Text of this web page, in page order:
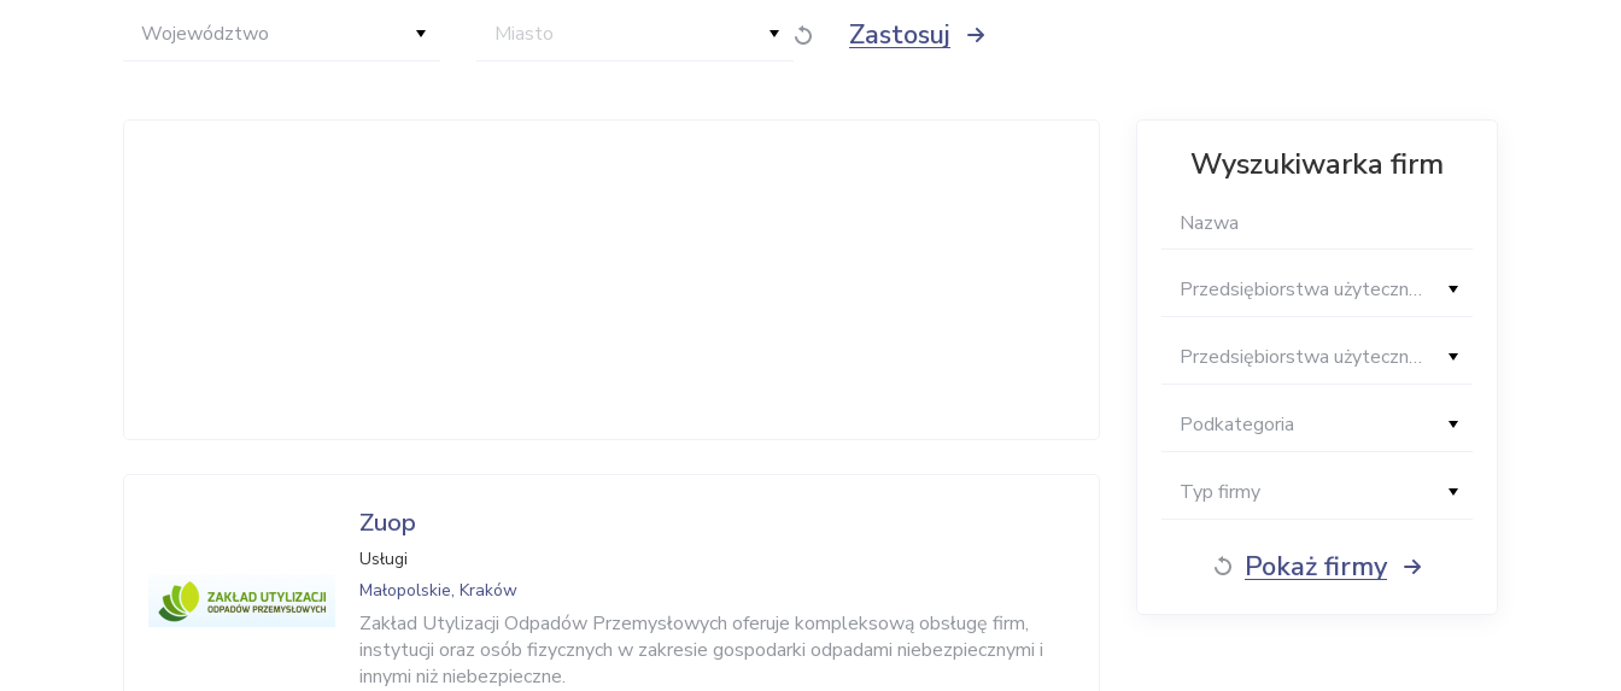
Województwo Miasto Zastosuj
Zuop
Usługi
Małopolskie, Kraków
Zakład Utylizacji Odpadów Przemysłowych oferuje kompleksową obsługę firm,
instytucji oraz osób fizycznych w zakresie gospodarki odpadami niebezpiecznymi i
innymi niż niebezpieczne.
Wyszukiwarka firm
Przedsiębiorstwa użyteczności publicznej i elektroenergetyka
Przedsiębiorstwa użyteczności publicznej
Podkategoria
Typ firmy
Pokaż firmy